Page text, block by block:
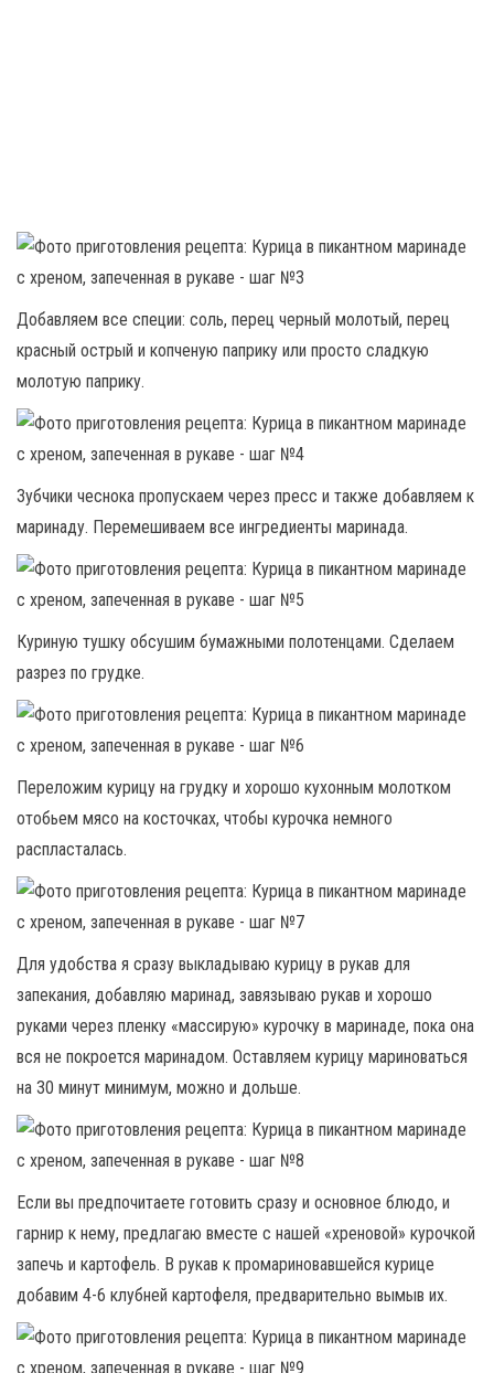
Добавляем все специи: соль, перец черный молотый, перец
красный острый и копченую паприку или просто сладкую
молотую паприку.
Зубчики чеснока пропускаем через пресс и также добавляем к
маринаду. Перемешиваем все ингредиенты маринада.
Куриную тушку обсушим бумажными полотенцами. Сделаем
разрез по грудке.
Переложим курицу на грудку и хорошо кухонным молотком
отобьем мясо на косточках, чтобы курочка немного
распласталась.
Для удобства я сразу выкладываю курицу в рукав для
запекания, добавляю маринад, завязываю рукав и хорошо
руками через пленку «массирую» курочку в маринаде, пока она
вся не покроется маринадом. Оставляем курицу мариноваться
на 30 минут минимум, можно и дольше.
Если вы предпочитаете готовить сразу и основное блюдо, и
гарнир к нему, предлагаю вместе с нашей «хреновой» курочкой
запечь и картофель. В рукав к промариновавшейся курице
добавим 4-6 клубней картофеля, предварительно вымыв их.